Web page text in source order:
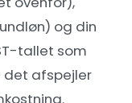
og din
tallet som
det afspejler